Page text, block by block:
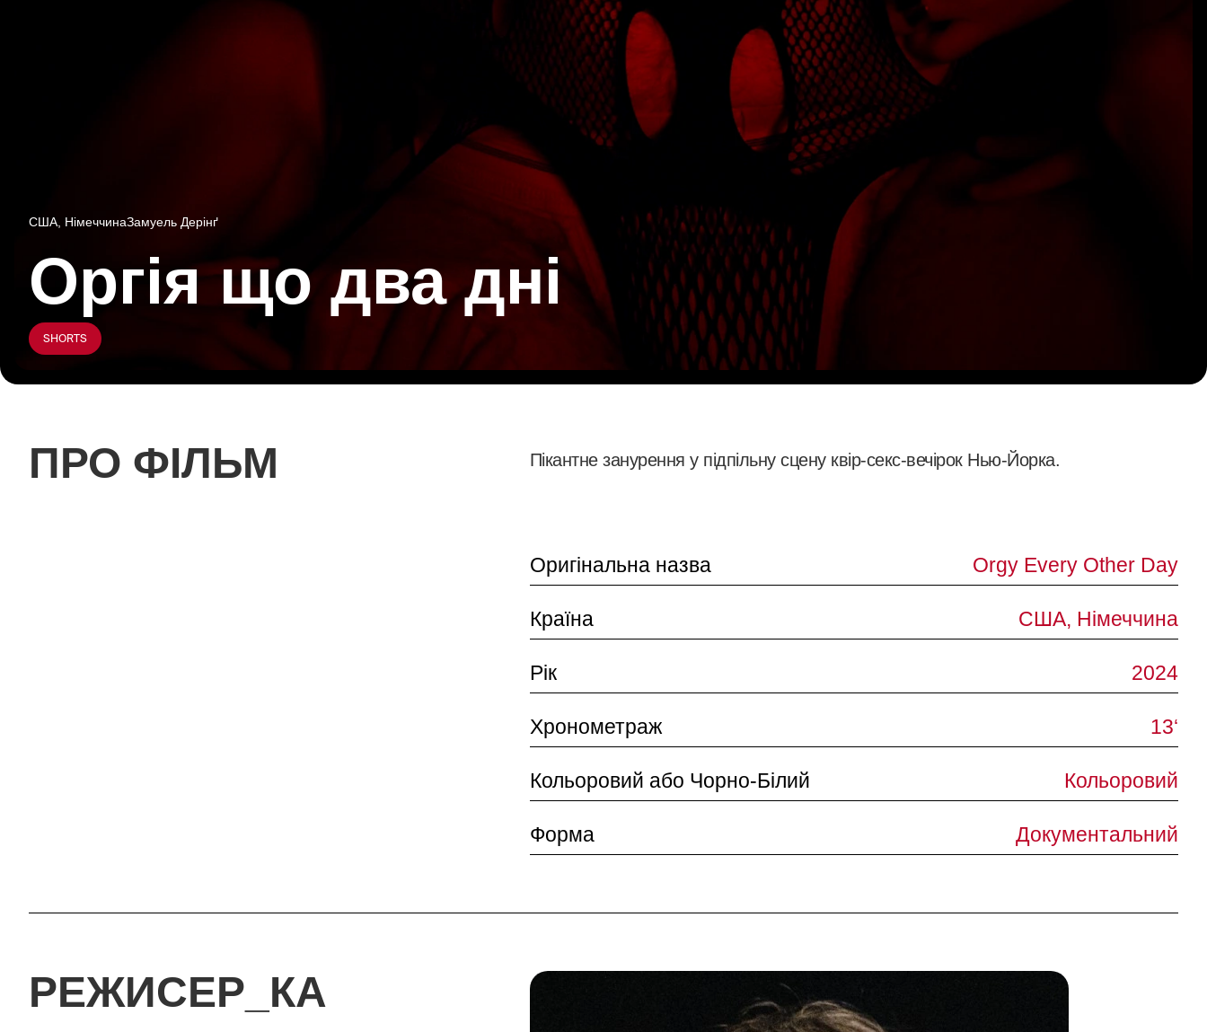
США, НімеччинаЗамуель Дерінґ
Оргія що два дні
SHORTS
ПРО ФІЛЬМ Пікантне занурення у підпільну сцену квір-секс-вечірок Нью-Йорка.
Оригінальна назва Orgy Every Other Day
Країна США, Німеччина
Рік 2024
Хронометраж 13‘
Кольоровий або Чорно-Білий Кольоровий
Форма Документальний
РЕЖИСЕР_КА